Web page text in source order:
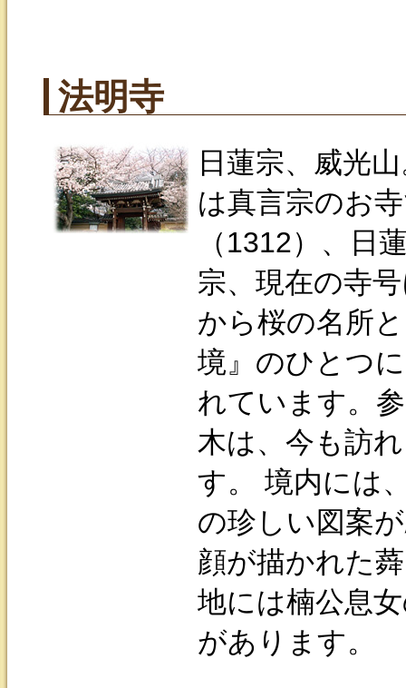
法明寺
日蓮宗、威光
は真言宗のお
（1312）、日
宗、現在の寺
から桜の名所
境』のひとつ
れています。
木は、今も訪
す。 境内には
の珍しい図案
顔が描かれた
地には楠公息
があります。